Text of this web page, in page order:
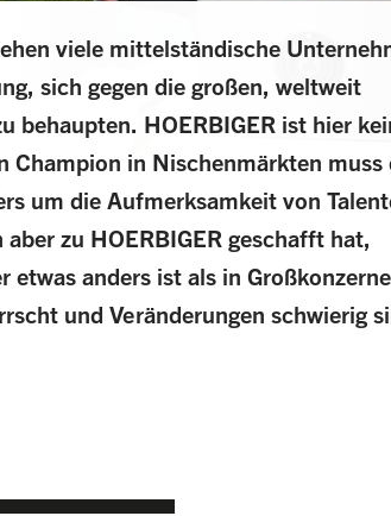
viele mittelständische
sich gegen die großen, weltweit
behaupten. HOERBIGER ist hier
Champion in Nischenmärkten muss
um die Aufmerksamkeit von
zu HOERBIGER geschafft hat,
etwas anders ist als in
und Veränderungen schwierig